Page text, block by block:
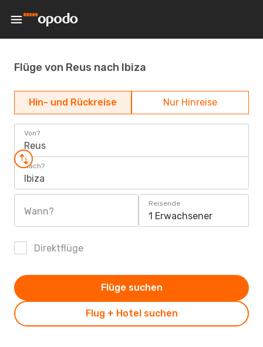
Flüge von Reus nach Ibiza
Hin- und Rückreise Nur Hinreise
Von?
Reus
Nach?
Ibiza
Wann?
Reisende
1 Erwachsener
Direktflüge
Flug + Hotel suchen
Flüge suchen